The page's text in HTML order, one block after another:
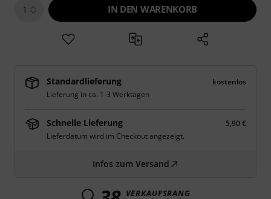
1 IN DEN WARENKORB
Standardlieferung
kostenlos
Lieferung in ca. 1-3 Werktagen
Schnelle Lieferung
5,90 €
Lieferdatum wird im Checkout angezeigt.
Infos zum Versand
VERKAUFSRANG